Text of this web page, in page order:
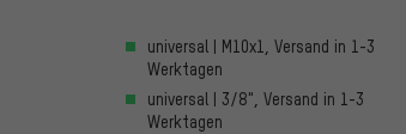
universal | M10x1, Versand in 1-3
Werktagen
universal | 3/8", Versand in 1-3
Werktagen